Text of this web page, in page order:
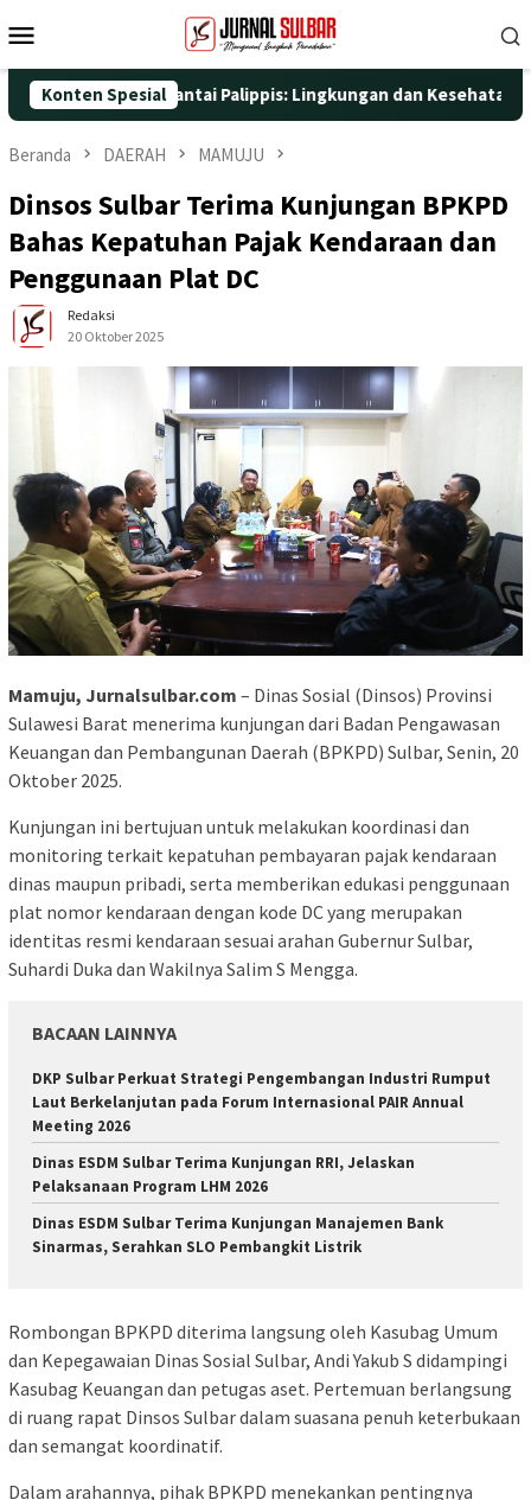
ke
Mobile
Konten Spesial
Nyata di Pantai Palippis: Lingkungan dan Kesehatan Jadi
Beranda DAERAH MAMUJU
Dinsos Sulbar Terima Kunjungan BPKPD
Bahas Kepatuhan Pajak Kendaraan dan
Penggunaan Plat DC
Redaksi
20 Oktober 2025
Mamuju, Jurnalsulbar.com – Dinas Sosial (Dinsos) Provinsi
Sulawesi Barat menerima kunjungan dari Badan Pengawasan
Keuangan dan Pembangunan Daerah (BPKPD) Sulbar, Senin, 20
Oktober 2025.
Kunjungan ini bertujuan untuk melakukan koordinasi dan
monitoring terkait kepatuhan pembayaran pajak kendaraan
dinas maupun pribadi, serta memberikan edukasi penggunaan
plat nomor kendaraan dengan kode DC yang merupakan
identitas resmi kendaraan sesuai arahan Gubernur Sulbar,
Suhardi Duka dan Wakilnya Salim S Mengga.
BACAAN LAINNYA
DKP Sulbar Perkuat Strategi Pengembangan Industri Rumput
Laut Berkelanjutan pada Forum Internasional PAIR Annual
Meeting 2026
Dinas ESDM Sulbar Terima Kunjungan RRI, Jelaskan
Pelaksanaan Program LHM 2026
Dinas ESDM Sulbar Terima Kunjungan Manajemen Bank
Sinarmas, Serahkan SLO Pembangkit Listrik
Rombongan BPKPD diterima langsung oleh Kasubag Umum
dan Kepegawaian Dinas Sosial Sulbar, Andi Yakub S didampingi
Kasubag Keuangan dan petugas aset. Pertemuan berlangsung
di ruang rapat Dinsos Sulbar dalam suasana penuh keterbukaan
dan semangat koordinatif.
Dalam arahannya, pihak BPKPD menekankan pentingnya